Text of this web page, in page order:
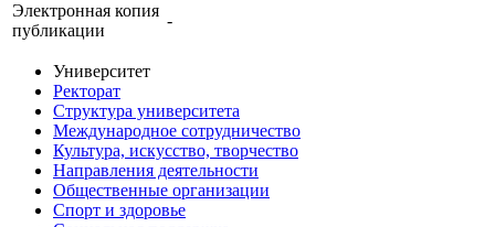
Электронная копия
публикации
-
Университет
Ректорат
Структура университета
Международное сотрудничество
Культура, искусство, творчество
Направления деятельности
Общественные организации
Спорт и здоровье